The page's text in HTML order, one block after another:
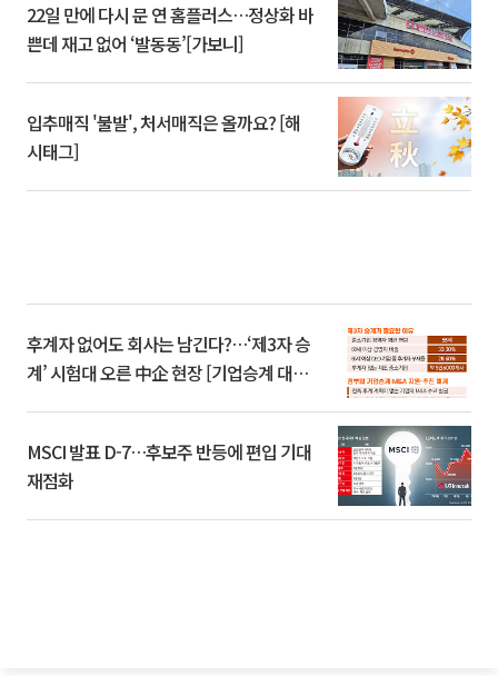
22일 만에 다시 문 연 홈플러스…정상화 바
쁜데 재고 없어 ‘발동동’[가보니]
입추매직 '불발', 처서매직은 올까요? [해
시태그]
후계자 없어도 회사는 남긴다?…‘제3자 승
계’ 시험대 오른 中企 현장 [기업승계 대전
MSCI 발표 D-7…후보주 반등에 편입 기대
재점화